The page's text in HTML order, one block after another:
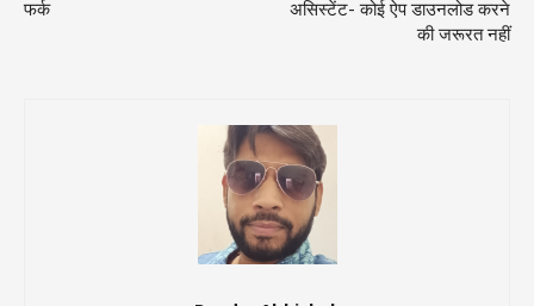
फर्क
असिस्टेंट- कोई ऐप डाउनलोड करने
की जरूरत नहीं